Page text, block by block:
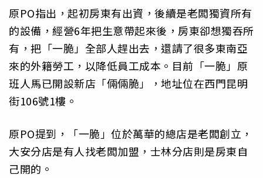
原PO指出，起初房東有出資，後續是老闆獨資所有
的設備，經營6年把生意帶起來後，房東卻想獨吞所
有，把「一脆」全部人趕出去，還請了很多東南亞
來的外籍勞工，以降低員工成本。目前「一脆」原
班人馬已開設新店「倆倆脆」，地址位在西門昆明
街106號1樓。
原PO提到，「一脆」位於萬華的總店是老闆創立，
大安分店是有人找老闆加盟，士林分店則是房東自
己開的。